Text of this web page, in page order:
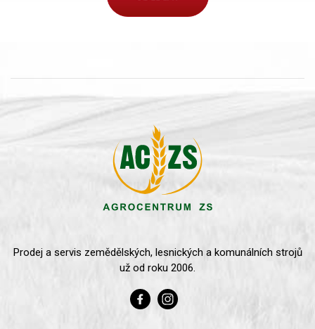
Prodej a servis zemědělských, lesnických a komunálních strojů
už od roku 2006.